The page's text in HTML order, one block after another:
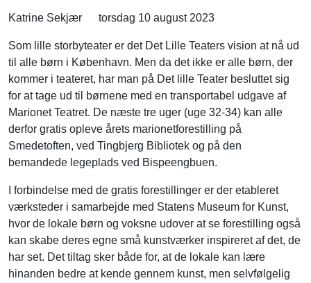
Katrine Sekjær torsdag 10 august 2023
Som lille storbyteater er det Det Lille Teaters vision at nå ud
til alle børn i København. Men da det ikke er alle børn, der
kommer i teateret, har man på Det lille Teater besluttet sig
for at tage ud til børnene med en transportabel udgave af
Marionet Teatret. De næste tre uger (uge 32-34) kan alle
derfor gratis opleve årets marionetforestilling på
Smedetoften, ved Tingbjerg Bibliotek og på den
bemandede legeplads ved Bispeengbuen.
I forbindelse med de gratis forestillinger er der etableret
værksteder i samarbejde med Statens Museum for Kunst,
hvor de lokale børn og voksne udover at se forestilling også
kan skabe deres egne små kunstværker inspireret af det, de
har set. Det tiltag sker både for, at de lokale kan lære
hinanden bedre at kende gennem kunst, men selvfølgelig